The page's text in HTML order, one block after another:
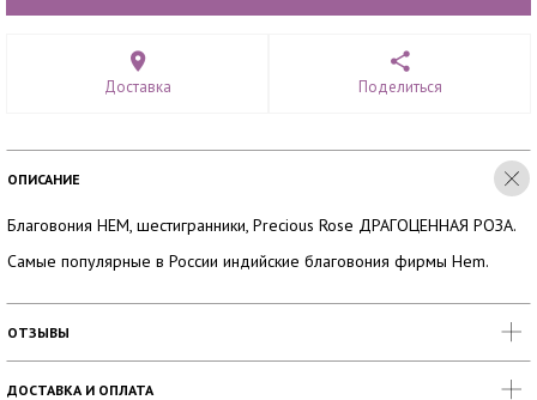
Доставка Поделиться
ОПИСАНИЕ
Благовония HEM, шестигранники, Precious Rose ДРАГОЦЕННАЯ РОЗА.
Самые популярные в России индийские благовония фирмы Hem.
ОТЗЫВЫ
ДОСТАВКА И ОПЛАТА